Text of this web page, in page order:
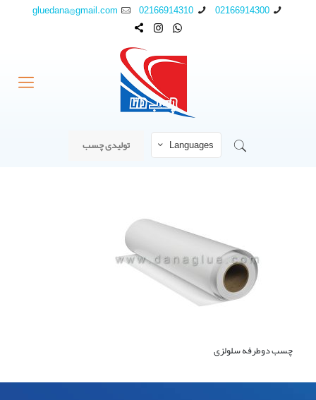
02166914300
02166914310
gluedana@gmail.com
Languages تولیدی چسب
چسب دوطرفه سلولزی